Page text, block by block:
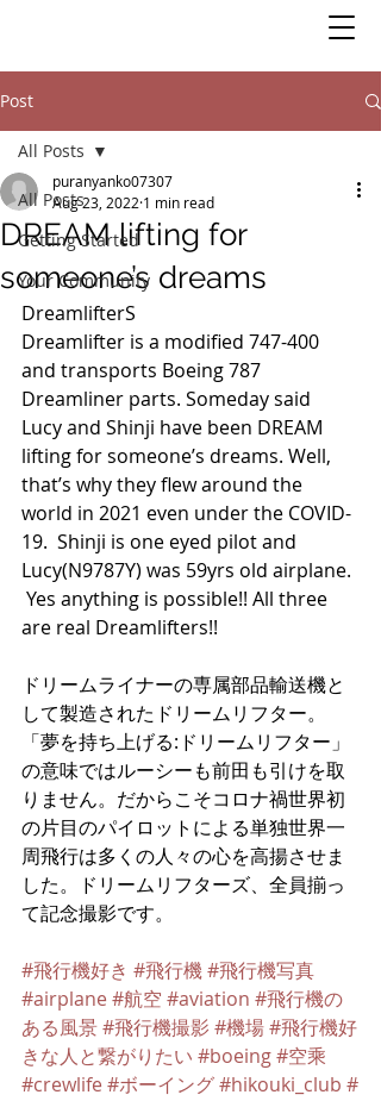
Post
All Posts
Getting Started
Your Community
All Posts
DREAM lifting for
someone’s dreams
puranyanko07307
Aug 23, 2022 1 min read
DreamlifterS
Dreamlifter is a modified 747-400
and transports Boeing 787
Dreamliner parts. Someday said
Lucy and Shinji have been DREAM
lifting for someone’s dreams. Well,
that’s why they flew around the
world in 2021 even under the COVID-
19.  Shinji is one eyed pilot and
Lucy(N9787Y) was 59yrs old airplane.
Yes anything is possible!! All three
are real Dreamlifters!!
ドリームライナーの専属部品輸送機と
して製造されたドリームリフター。
「夢を持ち上げる:ドリームリフター」
の意味ではルーシーも前田も引けを取
りません。だからこそコロナ禍世界初
の片目のパイロットによる単独世界一
周飛行は多くの人々の心を高揚させま
した。ドリームリフターズ、全員揃っ
て記念撮影です。
#飛行機好き #飛行機#飛行機写真
#airplane #航空 #aviation #飛行機の
ある風景#飛行機撮影 #機場#飛行機好
きな人と繋がりたい #boeing#空乘
#crewlife #ボーイング#hikouki_club #